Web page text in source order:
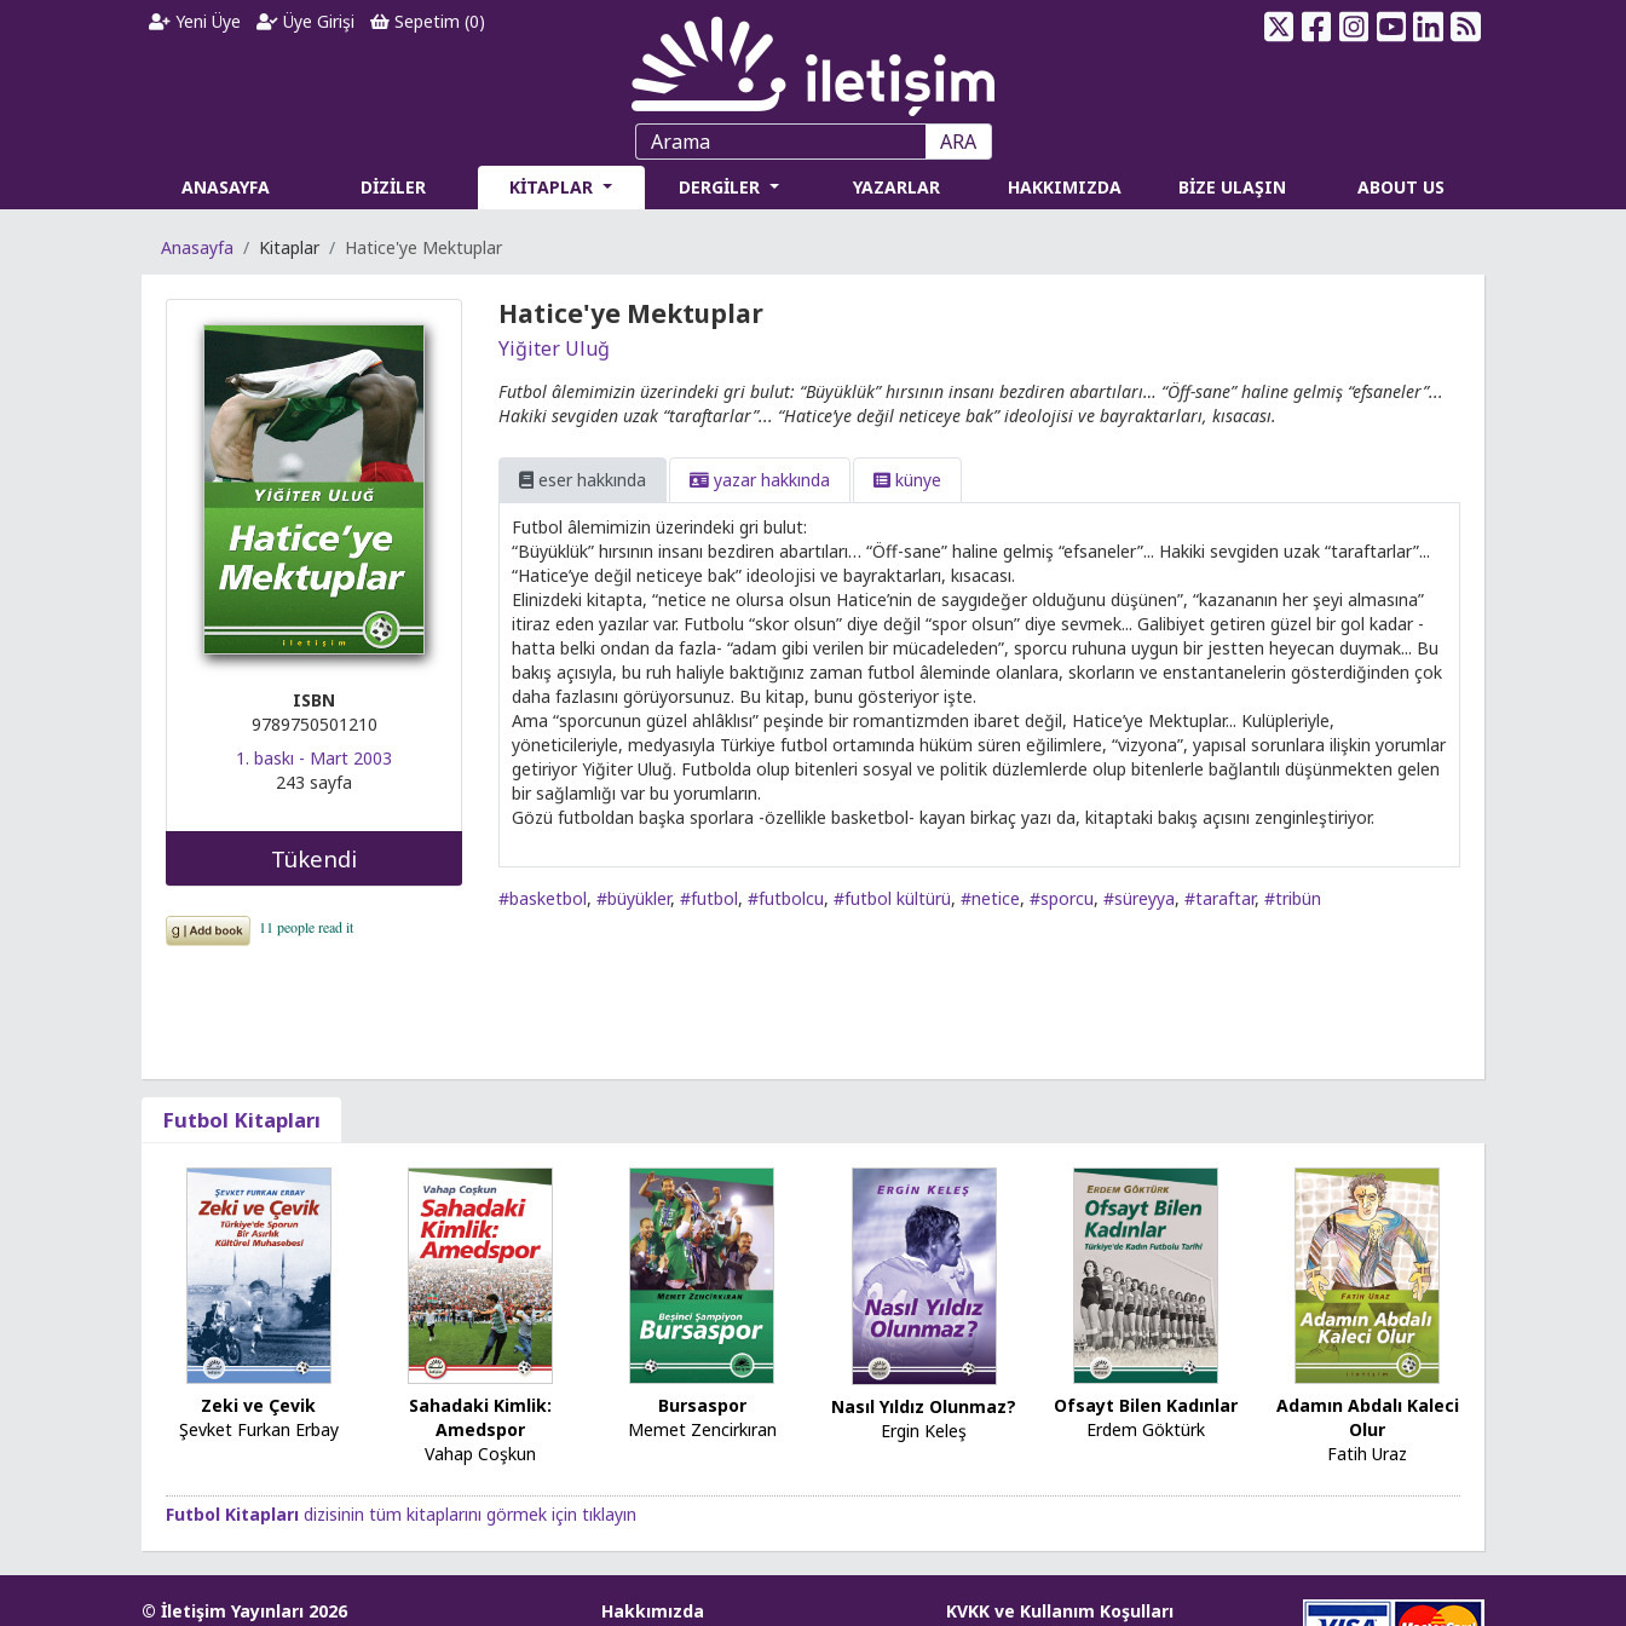
Yeni Üye Üye Girişi Sepetim (0)
ARA
ANASAYFA DİZİLER KİTAPLAR DERGİLER YAZARLAR HAKKIMIZDA BİZE ULAŞIN ABOUT US
Anasayfa Kitaplar Hatice'ye Mektuplar
ISBN
9789750501210
1. baskı - Mart 2003
243 sayfa
Tükendi
Hatice'ye Mektuplar
Yiğiter Uluğ
Futbol âlemimizin üzerindeki gri bulut: “Büyüklük” hırsının insanı bezdiren abartıları… “Öff-sane” haline gelmiş “efsaneler”...
Hakiki sevgiden uzak “taraftarlar”... “Hatice’ye değil neticeye bak” ideolojisi ve bayraktarları, kısacası.
eser hakkında yazar hakkında künye
Futbol âlemimizin üzerindeki gri bulut:
“Büyüklük” hırsının insanı bezdiren abartıları… “Öff-sane” haline gelmiş “efsaneler”... Hakiki sevgiden uzak “taraftarlar”...
“Hatice’ye değil neticeye bak” ideolojisi ve bayraktarları, kısacası.
Elinizdeki kitapta, “netice ne olursa olsun Hatice’nin de saygıdeğer olduğunu düşünen”, “kazananın her şeyi almasına”
itiraz eden yazılar var. Futbolu “skor olsun” diye değil “spor olsun” diye sevmek... Galibiyet getiren güzel bir gol kadar -
hatta belki ondan da fazla- “adam gibi verilen bir mücadeleden”, sporcu ruhuna uygun bir jestten heyecan duymak... Bu
bakış açısıyla, bu ruh haliyle baktığınız zaman futbol âleminde olanlara, skorların ve enstantanelerin gösterdiğinden çok
daha fazlasını görüyorsunuz. Bu kitap, bunu gösteriyor işte.
Ama “sporcunun güzel ahlâklısı” peşinde bir romantizmden ibaret değil, Hatice’ye Mektuplar... Kulüpleriyle,
yöneticileriyle, medyasıyla Türkiye futbol ortamında hüküm süren eğilimlere, “vizyona”, yapısal sorunlara ilişkin yorumlar
getiriyor Yiğiter Uluğ. Futbolda olup bitenleri sosyal ve politik düzlemlerde olup bitenlerle bağlantılı düşünmekten gelen
bir sağlamlığı var bu yorumların.
Gözü futboldan başka sporlara -özellikle basketbol- kayan birkaç yazı da, kitaptaki bakış açısını zenginleştiriyor.
#basketbol, #büyükler, #futbol, #futbolcu, #futbol kültürü, #netice, #sporcu, #süreyya, #taraftar, #tribün
Futbol Kitapları
Zeki ve Çevik
Şevket Furkan Erbay
Sahadaki Kimlik:
Amedspor
Vahap Coşkun
Bursaspor
Memet Zencirkıran
Nasıl Yıldız Olunmaz?
Ergin Keleş
Ofsayt Bilen Kadınlar
Erdem Göktürk
Adamın Abdalı Kaleci
Olur
Fatih Uraz
Futbol Kitapları dizisinin tüm kitaplarını görmek için tıklayın
© İletişim Yayınları 2026 Hakkımızda KVKK ve Kullanım Koşulları